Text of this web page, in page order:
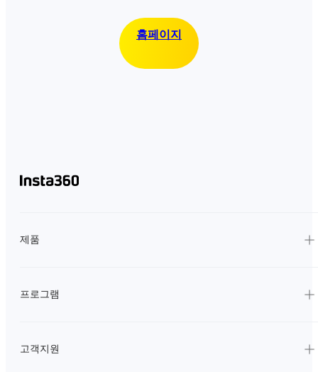
홈페이지
제품
프로그램
고객지원